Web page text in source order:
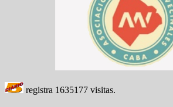
registra 1635177 visitas.